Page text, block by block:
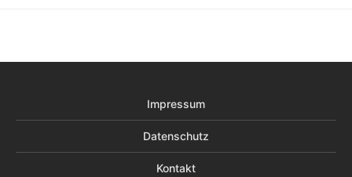
Impressum
Datenschutz
Kontakt